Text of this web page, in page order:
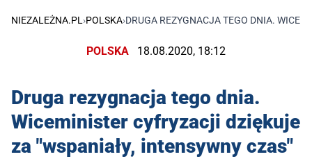
NIEZALEŻNA.PL›POLSKA›DRUGA REZYGNACJA TEGO DNIA.
POLSKA 18.08.2020, 18:12
Druga rezygnacja tego dnia.
Wiceminister cyfryzacji dziękuje
za "wspaniały, intensywny czas"